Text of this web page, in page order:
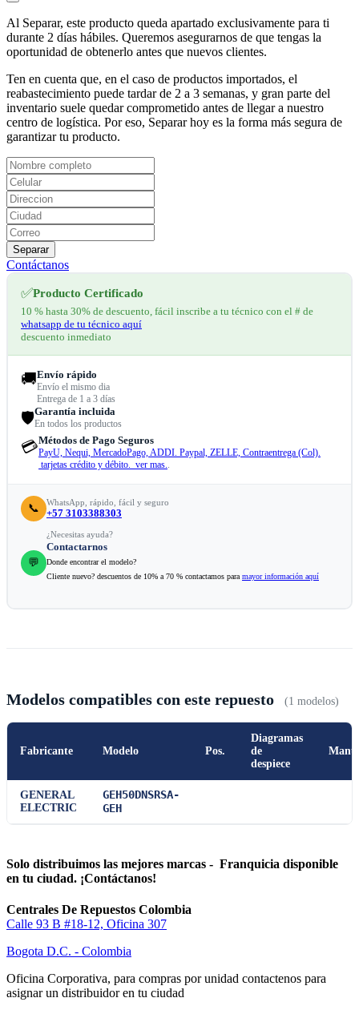
Al Separar, este producto queda apartado exclusivamente para ti
durante 2 días hábiles. Queremos asegurarnos de que tengas la
oportunidad de obtenerlo antes que nuevos clientes.
Ten en cuenta que, en el caso de productos importados, el
reabastecimiento puede tardar de 2 a 3 semanas, y gran parte del
inventario suele quedar comprometido antes de llegar a nuestro
centro de logística. Por eso, Separar hoy es la forma más segura de
garantizar tu producto.
Separar
Contáctanos
✅Producto Certificado
10 % hasta 30% de descuento, fácil inscribe a tu técnico con el # de
whatsapp de tu técnico aquí
descuento inmediato
🚚Envío rápido
Envío el mismo dia
Entrega de 1 a 3 días
🛡️Garantía incluida
En todos los productos
💳Métodos de Pago Seguros
PayU, Nequi, MercadoPago, ADDI. Paypal, ZELLE, Contraentrega (Col).
tarjetas crédito y débito. ver mas..
📞 WhatsApp, rápido, fácil y seguro
+57 3103388303
💬
¿Necesitas ayuda?
Contactarnos
Donde encontrar el modelo?
Cliente nuevo? descuentos de 10% a 70 % contactamos para mayor información aquí
Modelos compatibles con este repuesto (1 modelos)
Fabricante Modelo Pos.
Diagramas
de
despiece
GENERAL
ELECTRIC
GEH50DNSRSA-
GEH
Solo distribuimos las mejores marcas - Franquicia disponible
en tu ciudad. ¡Contáctanos!
Centrales De Repuestos Colombia
Calle 93 B #18-12, Oficina 307
Bogota D.C. - Colombia
Oficina Corporativa, para compras por unidad contactenos para
asignar un distribuidor en tu ciudad